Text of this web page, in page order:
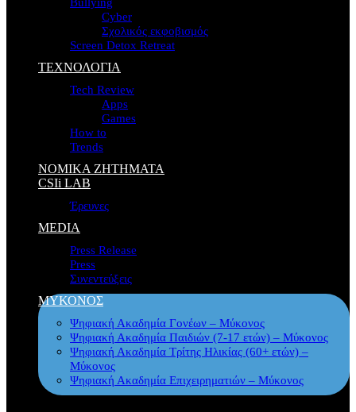
Cyber
Σχολικός εκφοβισμός
Screen Detox Retreat
ΤΕΧΝΟΛΟΓΙΑ
Tech Review
Apps
Games
How to
Trends
ΝΟΜΙΚΑ ΖΗΤΗΜΑΤΑ
CSIi LAB
Έρευνες
MEDIA
Press Release
Press
Συνεντεύξεις
ΜΥΚΟΝΟΣ
Ψηφιακή Ακαδημία Γονέων – Μύκονος
Ψηφιακή Ακαδημία Παιδιών (7-17 ετών) – Μύκονος
Ψηφιακή Ακαδημία Τρίτης Ηλικίας (60+ ετών) –
Μύκονος
Ψηφιακή Ακαδημία Επιχειρηματιών – Μύκονος